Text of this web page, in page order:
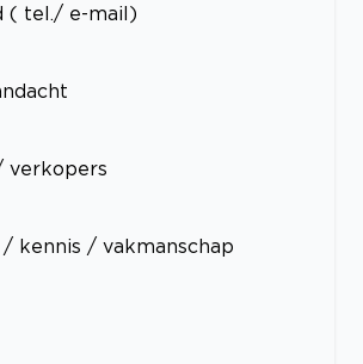
( tel./ e-mail)
verkopers
/ kennis / vakmanschap